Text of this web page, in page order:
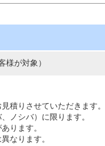
様が対象）
積りさせていただきます。
ノシバ）に限ります。
ります。
なります。